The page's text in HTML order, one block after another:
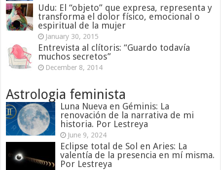
Udu: El “objeto” que expresa, representa y
transforma el dolor físico, emocional o
espiritual de la mujer
January 30, 2015
Entrevista al clítoris: “Guardo todavía
muchos secretos”
December 8, 2014
Astrologia feminista
Luna Nueva en Géminis: La
renovación de la narrativa de mi
historia. Por Lestreya
June 9, 2024
Eclipse total de Sol en Aries: La
valentía de la presencia en mí misma.
Por Lestreya